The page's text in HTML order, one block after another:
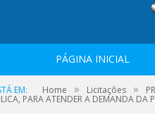
PÁGINA INICIAL
EM: Home » Licitações »
PARA ATENDER A DEMANDA DA